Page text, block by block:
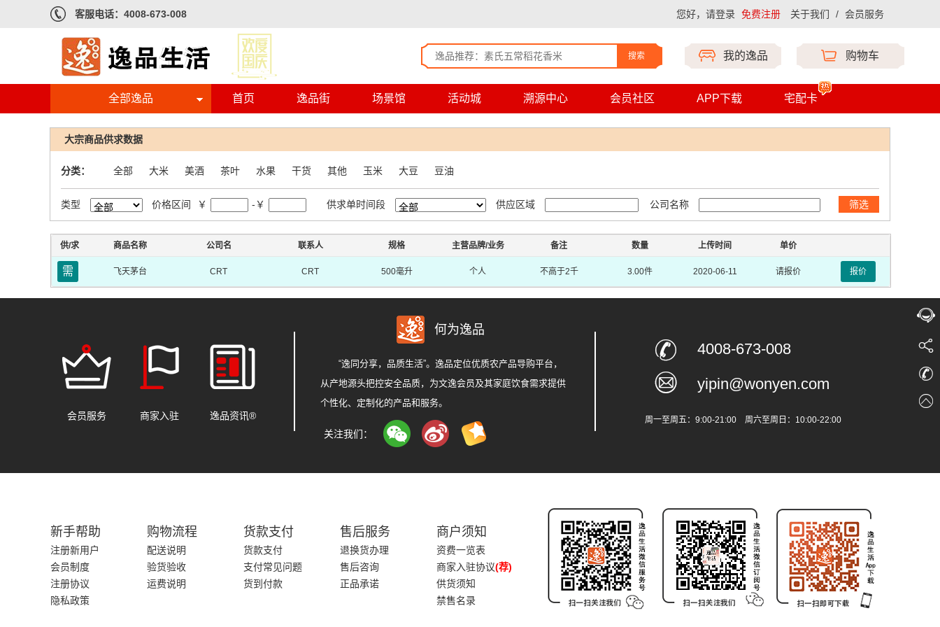
客服电话：4008-673-008 您好，请登录 免费注册 关于我们 / 会员服务
搜索 我的逸品 购物车
全部逸品 首页 逸品街 场景馆 活动城 溯源中心 会员社区 APP下载 宅配卡
大宗商品供求数据
分类： 全部 大米 美酒 茶叶 水果 干货 其他 玉米 大豆 豆油
类型 价格区间 ￥ -￥ 供求单时间段 供应区域 公司名称 筛选
供/求 商品名称 公司名 联系人 规格 主营品牌/业务 备注 数量 上传时间 单价
需 飞天茅台 CRT CRT 500毫升 个人 不高于2千 3.00件 2020-06-11 请报价 报价
会员服务 商家入驻 逸品资讯®
何为逸品
“逸同分享，品质生活”。逸品定位优质农产品导购平台，
从产地源头把控安全品质，为文逸会员及其家庭饮食需求提供
个性化、定制化的产品和服务。
关注我们：
 4008-673-008
 yipin@wonyen.com
周一至周五：9:00-21:00 周六至周日：10:00-22:00
新手帮助
注册新用户
会员制度
注册协议
隐私政策
购物流程
配送说明
验货验收
运费说明
货款支付
货款支付
支付常见问题
货到付款
售后服务
退换货办理
售后咨询
正品承诺
商户须知
资费一览表
商家入驻协议(荐)
供货须知
禁售名录

商城


分享

